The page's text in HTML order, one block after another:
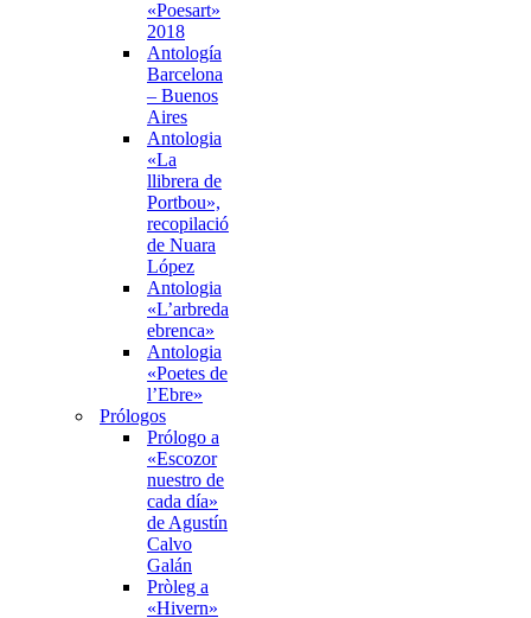
«Poesart»
2018
Antología
Barcelona
– Buenos
Aires
Antologia
«La
llibrera de
Portbou»,
recopilació
de Nuara
López
Antologia
«L’arbreda
ebrenca»
Antologia
«Poetes de
l’Ebre»
Prólogos
Prólogo a
«Escozor
nuestro de
cada día»
de Agustín
Calvo
Galán
Pròleg a
«Hivern»